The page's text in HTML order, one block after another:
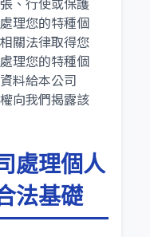
理您的特種個
關法律取得您
理您的特種個
料給本公司
向我們揭露該
理個人
法基礎